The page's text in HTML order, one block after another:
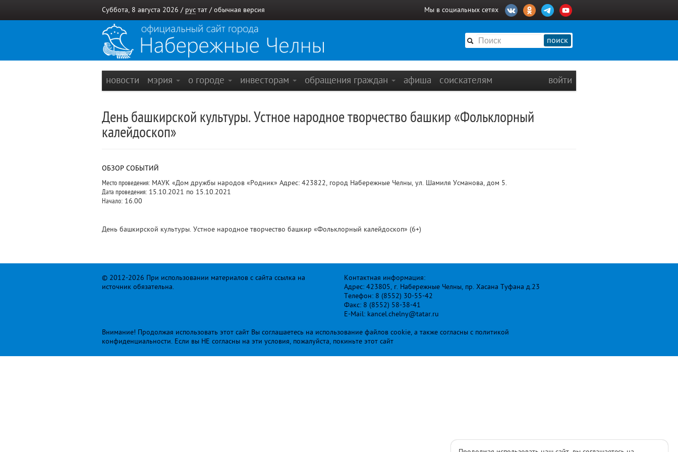
Суббота, 8 августа 2026 / рус тат / обычная версия Мы в социальных сетях
поиск
новости мэрия о городе инвесторам обращения граждан афиша соискателям войти
День башкирской культуры. Устное народное творчество башкир «Фольклорный
калейдоскоп»
ОБЗОР СОБЫТИЙ
Место проведения: МАУК «Дом дружбы народов «Родник» Адрес: 423822, город Набережные Челны, ул. Шамиля Усманова, дом 5.
Дата проведения: 15.10.2021 по 15.10.2021
Начало: 16.00
День башкирской культуры. Устное народное творчество башкир «Фольклорный калейдоскоп» (6+)
© 2012-2026 При использовании материалов с сайта ссылка на
источник обязательна.
Контактная информация:
Адрес: 423805, г. Набережные Челны, пр. Хасана Туфана д.23
Телефон: 8 (8552) 30-55-42
Факс: 8 (8552) 58-38-41
E-Mail: kancel.chelny@tatar.ru
Внимание! Продолжая использовать этот сайт Вы соглашаетесь на использование файлов cookie, а также согласны с политикой
конфиденциальности. Если вы НЕ согласны на эти условия, пожалуйста, покиньте этот сайт